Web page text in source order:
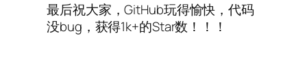
最后祝大家，GitHub玩得愉快，代码
没bug，获得1k+的Star数！！！